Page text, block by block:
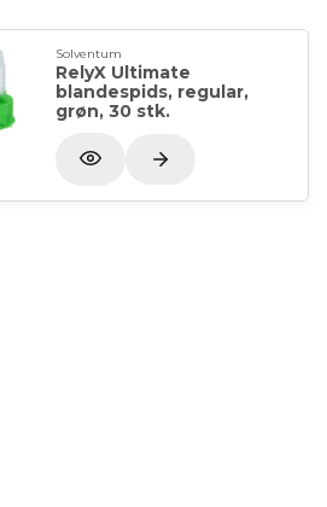
Solventum
RelyX Ultimate
blandespids, regular,
grøn, 30 stk.